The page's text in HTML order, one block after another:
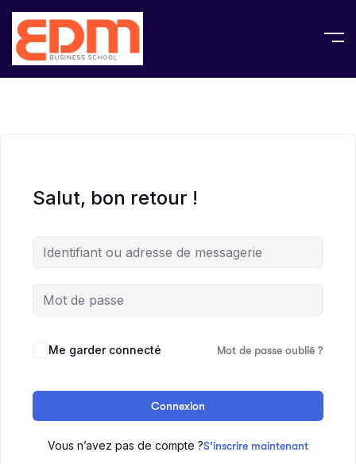
Salut, bon retour !
Me garder connecté Mot de passe oublié ?
Connexion
Vous n’avez pas de compte ?S’inscrire maintenant